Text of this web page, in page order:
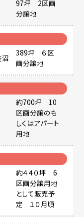
ブログ
97坪 2区画
分譲地
389坪 ６区
画分譲地
約700坪 10
区画分譲のも
しくはアパート
用地
約４４０坪 6
区画分譲用地
として販売予
定 １０月頃